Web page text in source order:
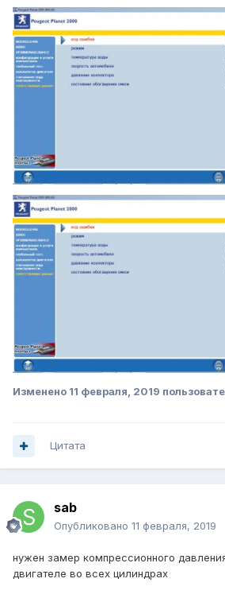
Изменено 11 февраля, 2019
Цитата
sab
Опубликовано 11 февраля, 2019
нужен замер компрессионного
двигателе во всех цилиндрах